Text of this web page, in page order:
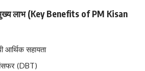
लाभ (Key Benefits of PM Kisan
आर्थिक सहायता
(DBT)